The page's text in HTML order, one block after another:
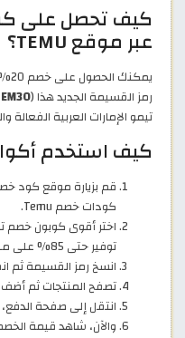
عبر موقع TEMU؟
رمز القسيمة الجديد هذا (
تيمو الإمارات العربية
كيف استخدم
كودات خصم Temu.
اختر أقوى كوبون خصم
توفير حتى 85% على منتجات مختارة.
انسخ رمز القسيمة ثم
تصفح المنتجات ثم
انتقل إلى صفحة
والآن، شاهد قيمة